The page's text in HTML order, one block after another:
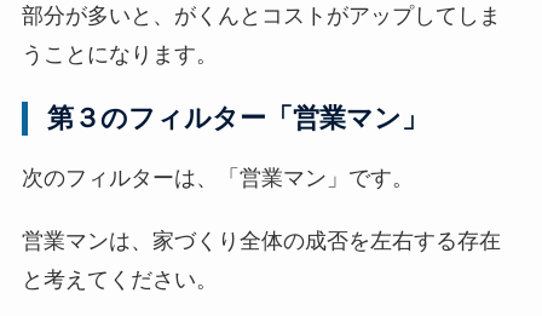
部分が多いと、がくんとコストがアップしてしま
うことになります。
第３のフィルター「営業マン」
次のフィルターは、「営業マン」です。
営業マンは、家づくり全体の成否を左右する存在
と考えてください。